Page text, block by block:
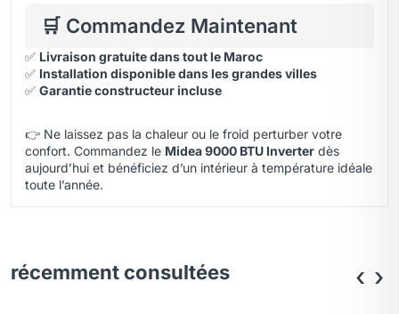
🛒 Commandez Maintenant
✅ Livraison gratuite dans tout le Maroc
✅ Installation disponible dans les grandes villes
✅ Garantie constructeur incluse
👉 Ne laissez pas la chaleur ou le froid perturber votre
confort. Commandez le Midea 9000 BTU Inverter dès
aujourd’hui et bénéficiez d’un intérieur à température idéale
toute l’année.
récemment consultées ‹ ›